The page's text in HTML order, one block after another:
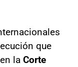
que
la Corte